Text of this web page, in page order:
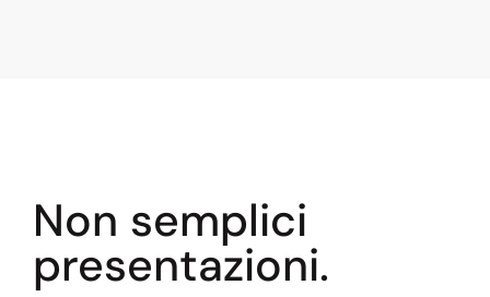
Non semplici
presentazioni.